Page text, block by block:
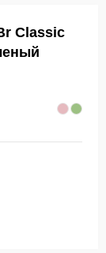
Classic